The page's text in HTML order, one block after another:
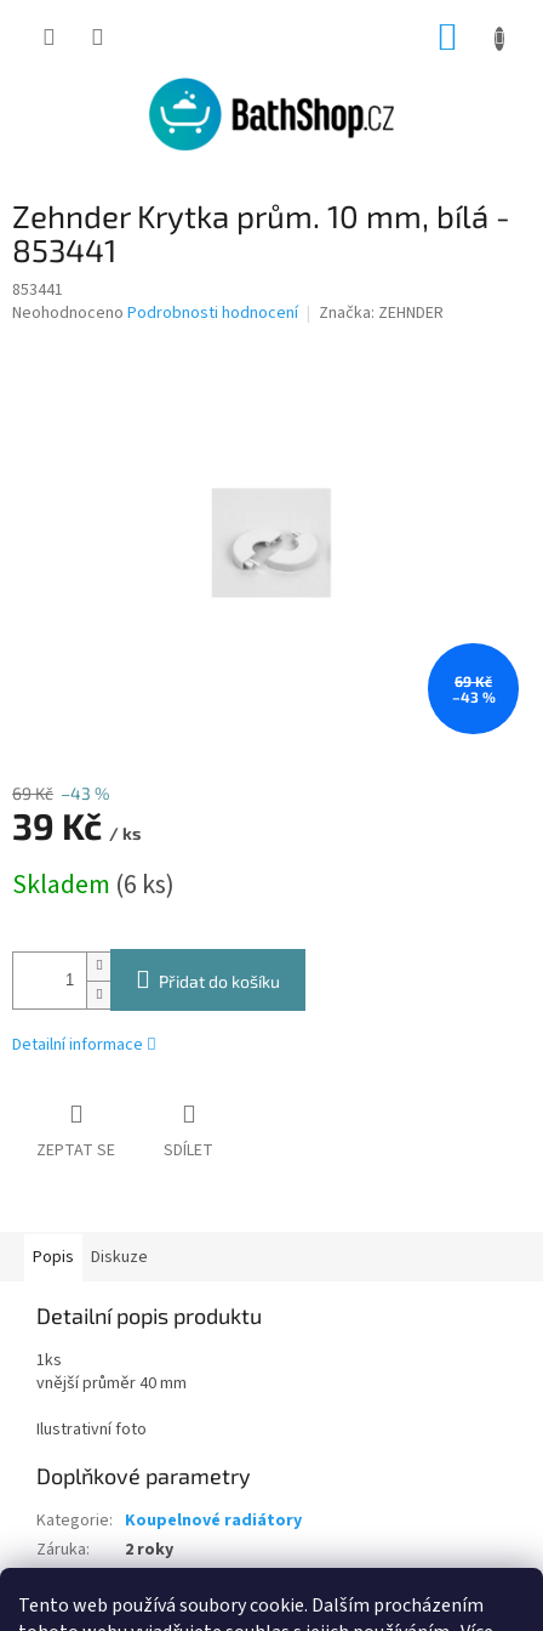
Tento web používá soubory cookie. Dalším procházením
Zehnder Krytka prům. 10 mm, bílá -
853441
853441
Průměrné
Neohodnoceno Podrobnosti hodnocení Značka: ZEHNDER
69 Kč
–43 %
69 Kč –43 %
39 Kč / ks
cena:
Skladem (6 ks)
Přidat do košíku
Detailní informace
ZEPTAT SE SDÍLET
Popis Diskuze
Detailní popis produktu
1ks
vnější průměr 40 mm
Ilustrativní foto
Doplňkové parametry
Kategorie: Koupelnové radiátory
Záruka:
2 roky
EAN: 8022316045171